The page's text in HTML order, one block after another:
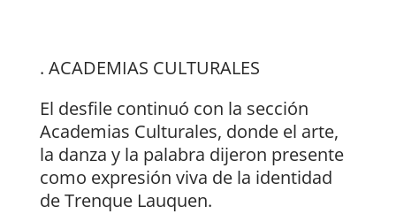
. ACADEMIAS CULTURALES
El desfile continuó con la sección
Academias Culturales, donde el arte,
la danza y la palabra dijeron presente
como expresión viva de la identidad
de Trenque Lauquen.